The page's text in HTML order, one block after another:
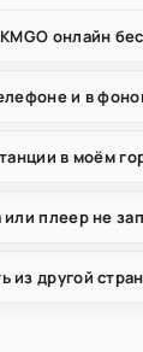
онлайн
и в
в моём
плеер не
из другой